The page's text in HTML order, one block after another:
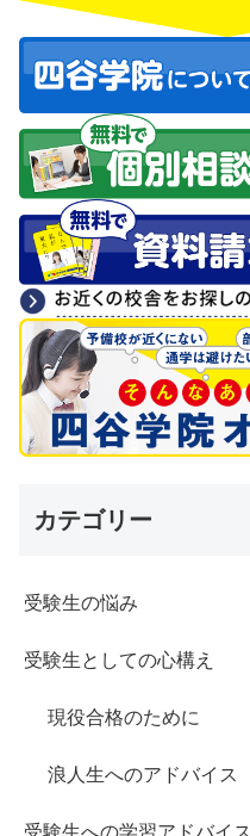
カテゴリー
受験生の悩み
受験生としての心構え
現役合格のために
浪人生へのアドバイス
受験生への学習アドバイス